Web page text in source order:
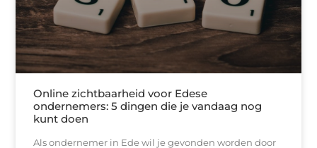
Online zichtbaarheid voor Edese
ondernemers: 5 dingen die je vandaag nog
kunt doen
Als ondernemer in Ede wil je gevonden worden door